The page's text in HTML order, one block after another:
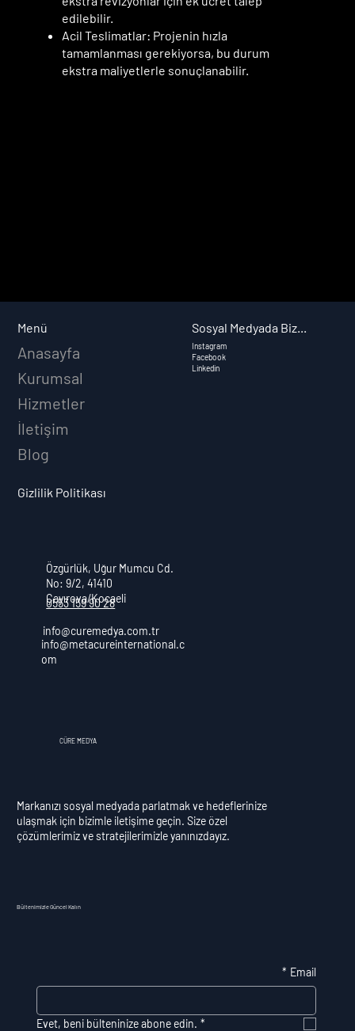
edilebilir.
Acil Teslimatlar: Projenin hızla
tamamlanması gerekiyorsa, bu durum
ekstra maliyetlerle sonuçlanabilir.
Menü
Anasayfa
Kurumsal
Hizmetler
İletişim
Blog
Gizlilik Politikası
Özgürlük, Uğur Mumcu Cd.
No: 9/2, 41410
Çayırova/Kocaeli
info@curemedya.com.tr
info@metacureinternational.c
om
0553 159 90 28
Sosyal Medyada Biz...
Instagram
Facebook
Linkedin
CÜRE MEDYA
Markanızı sosyal medyada parlatmak ve hedeflerinize
ulaşmak için bizimle iletişime geçin. Size özel
çözümlerimiz ve stratejilerimizle yanınızdayız.
Bültenimizle Güncel Kalın
Email
*
Evet, beni bülteninize abone edin. *